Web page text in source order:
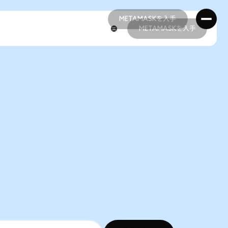
METAMASKを入手
METAMASKを入手
METAMASKを入手